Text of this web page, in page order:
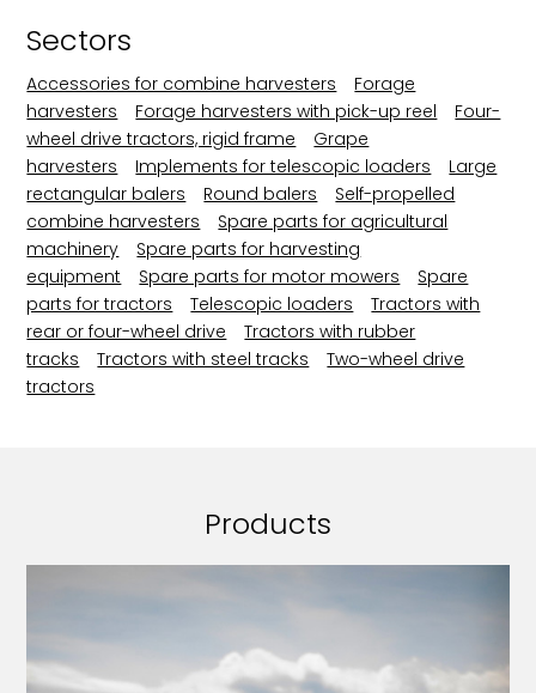
Sectors
Accessories for combine harvesters
Forage
harvesters
Forage harvesters with pick-up reel
Four-
wheel drive tractors, rigid frame
Grape
harvesters
Implements for telescopic loaders
Large
rectangular balers
Round balers
Self-propelled
combine harvesters
Spare parts for agricultural
machinery
Spare parts for harvesting
equipment
Spare parts for motor mowers
Spare
parts for tractors
Telescopic loaders
Tractors with
rear or four-wheel drive
Tractors with rubber
tracks
Tractors with steel tracks
Two-wheel drive
tractors
Products